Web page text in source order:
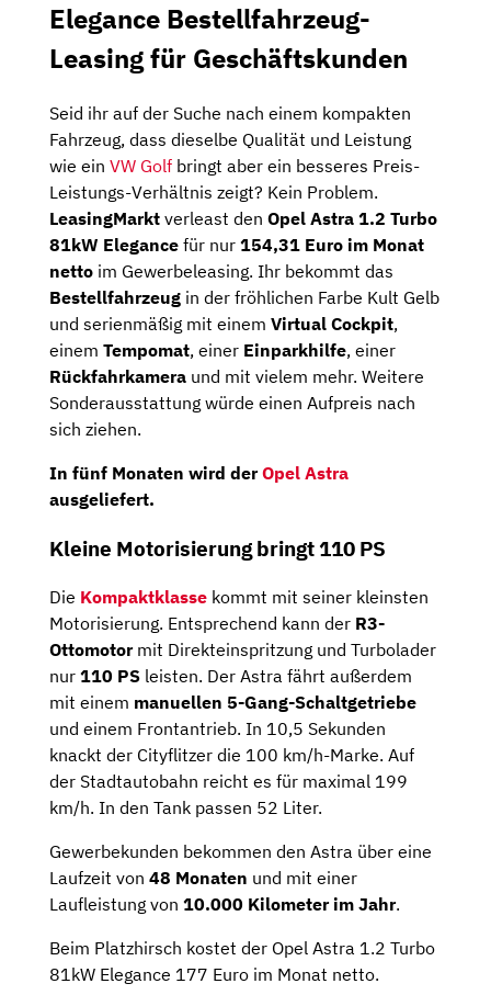
Elegance Bestellfahrzeug-
Leasing für Geschäftskunden
Seid ihr auf der Suche nach einem kompakten
Fahrzeug, dass dieselbe Qualität und Leistung
wie ein VW Golf bringt aber ein besseres Preis-
Leistungs-Verhältnis zeigt? Kein Problem.
LeasingMarkt verleast den Opel Astra 1.2 Turbo
81kW Elegance für nur 154,31 Euro im Monat
netto im Gewerbeleasing. Ihr bekommt das
Bestellfahrzeug in der fröhlichen Farbe Kult Gelb
und serienmäßig mit einem Virtual Cockpit,
einem Tempomat, einer Einparkhilfe, einer
Rückfahrkamera und mit vielem mehr. Weitere
Sonderausstattung würde einen Aufpreis nach
sich ziehen.
In fünf Monaten wird derOpel Astra
ausgeliefert.
Kleine Motorisierung bringt 110 PS
Die Kompaktklasse kommt mit seiner kleinsten
Motorisierung. Entsprechend kann der R3-
Ottomotormit Direkteinspritzung und Turbolader
nur 110 PS leisten. Der Astra fährt außerdem
mit einem manuellen 5-Gang-Schaltgetriebe
und einem Frontantrieb. In 10,5 Sekunden
knackt der Cityflitzer die 100 km/h-Marke. Auf
der Stadtautobahn reicht es für maximal 199
km/h. In den Tank passen 52 Liter.
Gewerbekunden bekommen den Astra über eine
Laufzeit von 48 Monaten und mit einer
Laufleistung von 10.000 Kilometer im Jahr.
Beim Platzhirsch kostet der Opel Astra 1.2 Turbo
81kW Elegance 177 Euro im Monat netto.